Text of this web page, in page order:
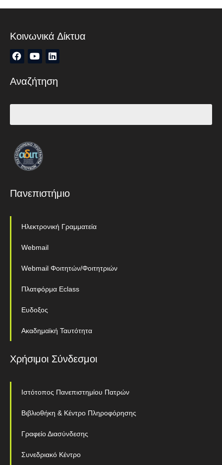
Κοινωνικά Δίκτυα
Αναζήτηση
Πανεπιστήμιο
Ηλεκτρονική Γραμματεία
Webmail
Webmail Φοιτητών/Φοιτητριών
Πλατφόρμα Eclass
Ευδοξος
Ακαδημαϊκή Ταυτότητα
Χρήσιμοι Σύνδεσμοι
Ιστότοπος Πανεπιστημίου Πατρών
Βιβλιοθήκη & Κέντρο Πληροφόρησης
Γραφείο Διασύνδεσης
Συνεδριακό Κέντρο